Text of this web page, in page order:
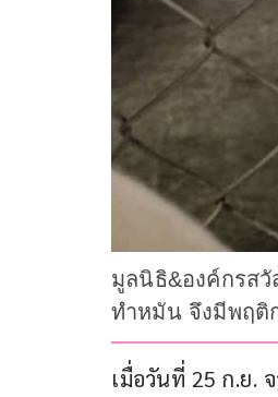
มูลนิธิ&องค์กรสวั
ทำหมัน จึงมีพฤติ
เมื่อวันที่ 25 ก.ย.